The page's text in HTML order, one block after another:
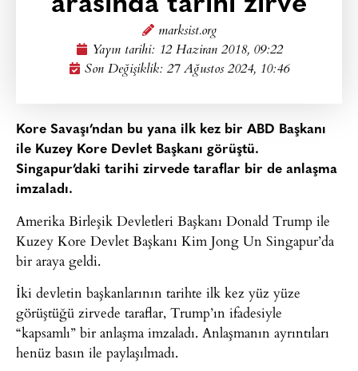
marksist.org
Yayın tarihi: 12 Haziran 2018, 09:22
Son Değişiklik: 27 Ağustos 2024, 10:46
Kore Savaşı’ndan bu yana ilk kez bir ABD Başkanı
ile Kuzey Kore Devlet Başkanı görüştü.
Singapur’daki tarihi zirvede taraflar bir de anlaşma
imzaladı.
Amerika Birleşik Devletleri Başkanı Donald Trump ile
Kuzey Kore Devlet Başkanı Kim Jong Un Singapur’da
bir araya geldi.
İki devletin başkanlarının tarihte ilk kez yüz yüze
görüştüğü zirvede taraflar, Trump’ın ifadesiyle
“kapsamlı” bir anlaşma imzaladı. Anlaşmanın ayrıntıları
henüz basın ile paylaşılmadı.